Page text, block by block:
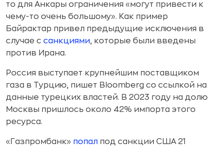
то для Анкары ограничения «могут привести к
чему-то очень большому». Как пример
Байрактар привел предыдущие исключения в
случае с санкциями, которые были введены
против Ирана.
Россия выступает крупнейшим поставщиком
газа в Турцию, пишет Bloomberg со ссылкой на
данные турецких властей. В 2023 году на долю
Москвы пришлось около 42% импорта этого
ресурса.
«Газпромбанк» попал под санкции США 21